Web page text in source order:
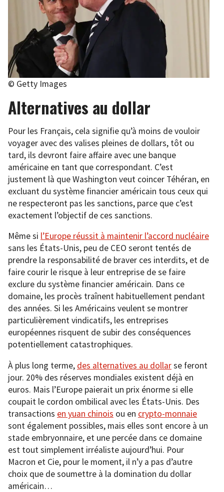
© Getty Images
Alternatives au dollar
Pour les Français, cela signifie qu’à moins de vouloir
voyager avec des valises pleines de dollars, tôt ou
tard, ils devront faire affaire avec une banque
américaine en tant que correspondant. C’est
justement là que Washington veut coincer Téhéran, en
excluant du système financier américain tous ceux qui
ne respecteront pas les sanctions, parce que c’est
exactement l’objectif de ces sanctions.
Même si l’Europe réussit à maintenir l’accord nucléaire
sans les États-Unis, peu de CEO seront tentés de
prendre la responsabilité de braver ces interdits, et de
faire courir le risque à leur entreprise de se faire
exclure du système financier américain. Dans ce
domaine, les procès traînent habituellement pendant
des années. Si les Américains veulent se montrer
particulièrement vindicatifs, les entreprises
européennes risquent de subir des conséquences
potentiellement catastrophiques.
À plus long terme, des alternatives au dollarse feront
jour. 20% des réserves mondiales existent déjà en
euros. Mais l’Europe paierait un prix énorme si elle
coupait le cordon ombilical avec les États-Unis. Des
transactions en yuan chinois ou en crypto-monnaie
sont également possibles, mais elles sont encore à un
stade embryonnaire, et une percée dans ce domaine
est tout simplement irréaliste aujourd’hui. Pour
Macron et Cie, pour le moment, il n’y a pas d’autre
choix que de soumettre à la domination du dollar
américain…